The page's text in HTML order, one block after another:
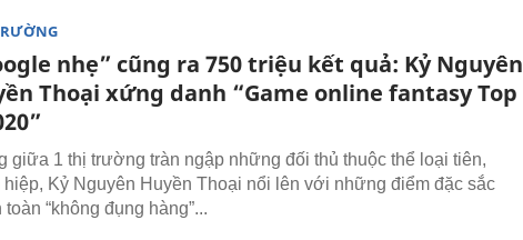
nhẹ” cũng ra 750 triệu kết quả: Kỷ Nguyên
Thoại xứng danh “Game online fantasy Top
giữa 1 thị trường tràn ngập những đối thủ thuộc thể loại tiên,
hiệp, Kỷ Nguyên Huyền Thoại nổi lên với những điểm đặc sắc
toàn “không đụng hàng”...